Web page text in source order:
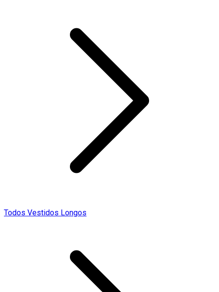
Todos Vestidos Longos